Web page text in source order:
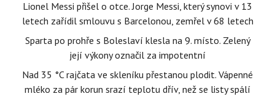
Lionel Messi přišel o otce. Jorge Messi, který synovi v 13
letech zařídil smlouvu s Barcelonou, zemřel v 68 letech
Sparta po prohře s Boleslaví klesla na 9. místo. Zelený
její výkony označil za impotentní
Nad 35 °C rajčata ve skleníku přestanou plodit. Vápenné
mléko za pár korun srazí teplotu dřív, než se listy spálí